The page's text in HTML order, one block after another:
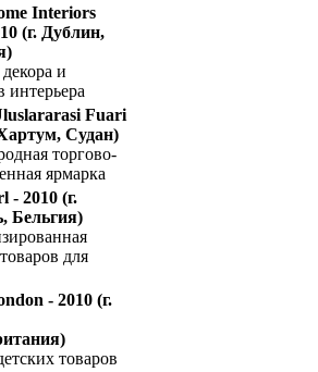
Interiors
(г. Дублин,
и
интерьера
Fuari
Судан)
торгово-
ярмарка
- 2010 (г.
Бельгия)
для
- 2010 (г.
товаров